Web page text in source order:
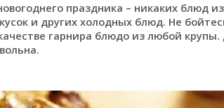
праздника – никаких блюд
и других холодных блюд. Не
гарнира блюдо из любой